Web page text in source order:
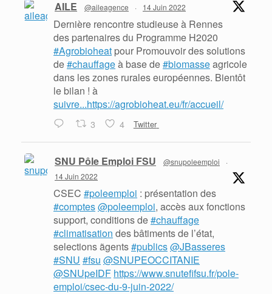
AILE @aileagence · 14 Juin 2022
Dernière rencontre studieuse à Rennes
des partenaires du Programme H2020
#Agrobioheat pour Promouvoir des solutions
de#chauffageà base de#biomasseagricole
dans les zones rurales européennes. Bientôt
le bilan ! à
suivre...https://agrobioheat.eu/fr/accueil/
3 4 Twitter
SNU Pôle Emploi FSU @snupoleemploi
·
14 Juin 2022
CSEC #poleemploi : présentation des
#comptes@poleemploi, accès aux fonctions
support, conditions de#chauffage
#climatisation des bâtiments de l’état,
selections ãgents#publics@JBasseres
#SNU #fsu @SNUPEOCCITANIE
@SNUpeIDF https://www.snutefifsu.fr/pole-
emploi/csec-du-9-juin-2022/